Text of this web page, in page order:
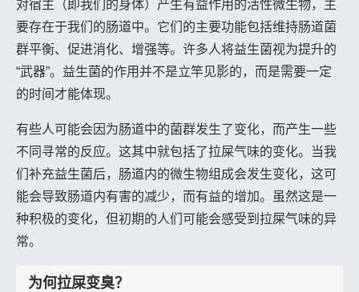
对宿主（即我们的身体）产生有益作用的活性微生物，主
要存在于我们的肠道中。它们的主要功能包括维持肠道菌
群平衡、促进消化、增强等。许多人将益生菌视为提升的
“武器”。益生菌的作用并不是立竿见影的，而是需要一定
的时间才能体现。
有些人可能会因为肠道中的菌群发生了变化，而产生一些
不同寻常的反应。这其中就包括了拉屎气味的变化。当我
们补充益生菌后，肠道内的微生物组成会发生变化，这可
能会导致肠道内有害的减少，而有益的增加。虽然这是一
种积极的变化，但初期的人们可能会感受到拉屎气味的异
常。
为何拉屎变臭？